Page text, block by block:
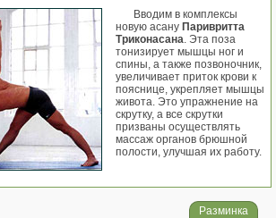
Вводим в комплексы
новую асану Паривритта
Триконасана. Эта поза
тонизирует мышцы ног и
спины, а также позвоночник,
увеличивает приток крови к
пояснице, укрепляет мышцы
живота. Это упражнение на
скрутку, а все скрутки
призваны осуществлять
массаж органов брюшной
полости, улучшая их работу.
Разминка